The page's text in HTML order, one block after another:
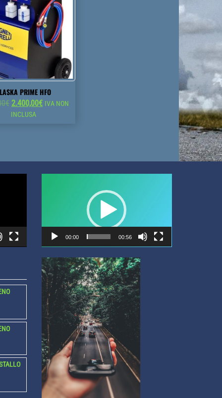
PRIME HFO
€ Il
prezzo
2.400,00€IlIVA NON
INCLUSA
00:00 00:56